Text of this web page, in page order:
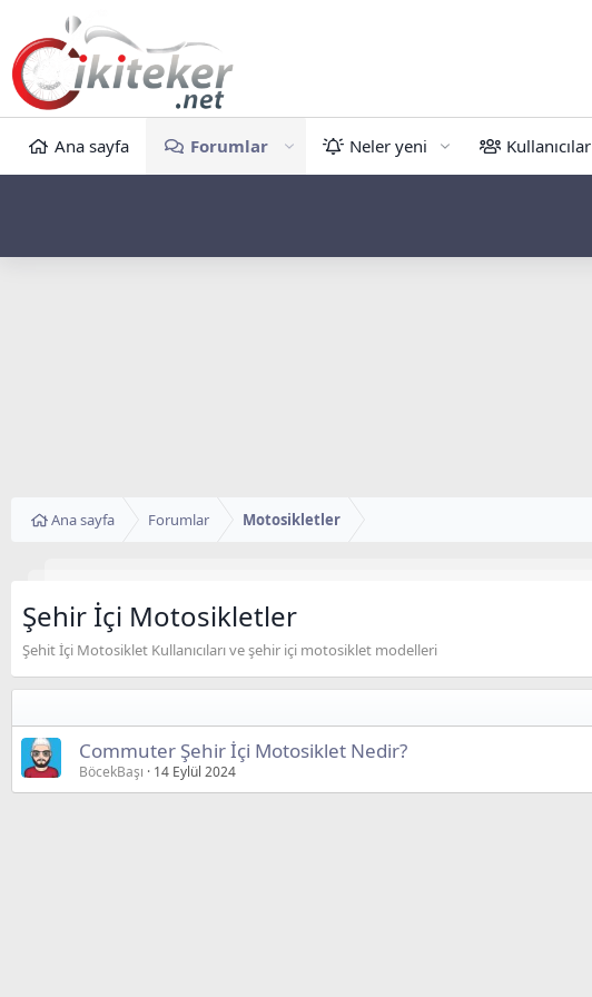
Ana sayfa Forumlar Neler yeni Kullanıcılar
Ana sayfa Forumlar Motosikletler
Şehir İçi Motosikletler
Şehit İçi Motosiklet Kullanıcıları ve şehir içi motosiklet modelleri
Commuter Şehir İçi Motosiklet Nedir?
BöcekBaşı 14 Eylül 2024